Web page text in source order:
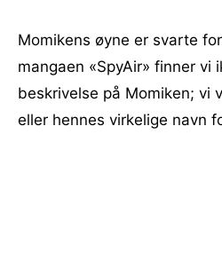
Momikens øyne er svarte
mangaen «SpyAir» finner vi
beskrivelse på Momiken; vi
eller hennes virkelige navn